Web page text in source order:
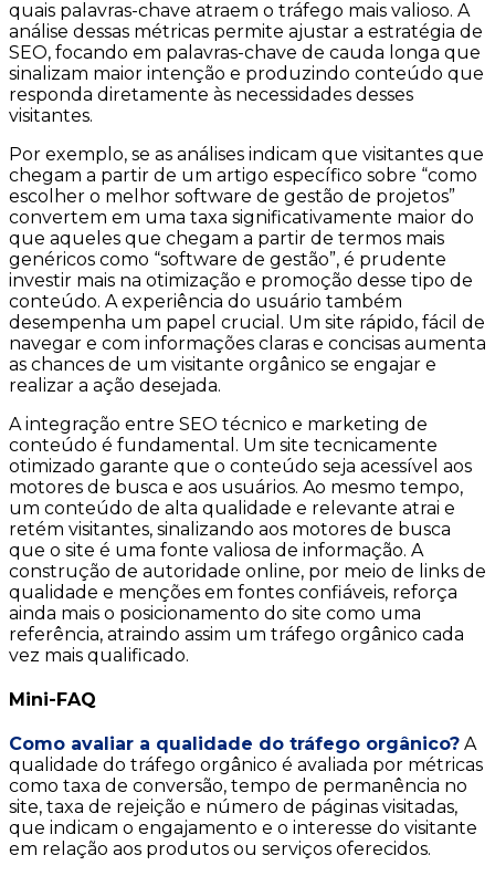
quais palavras-chave atraem o tráfego mais valioso. A
análise dessas métricas permite ajustar a estratégia de
SEO, focando em palavras-chave de cauda longa que
sinalizam maior intenção e produzindo conteúdo que
responda diretamente às necessidades desses
visitantes.
Por exemplo, se as análises indicam que visitantes que
chegam a partir de um artigo específico sobre “como
escolher o melhor software de gestão de projetos”
convertem em uma taxa significativamente maior do
que aqueles que chegam a partir de termos mais
genéricos como “software de gestão”, é prudente
investir mais na otimização e promoção desse tipo de
conteúdo. A experiência do usuário também
desempenha um papel crucial. Um site rápido, fácil de
navegar e com informações claras e concisas aumenta
as chances de um visitante orgânico se engajar e
realizar a ação desejada.
A integração entre SEO técnico e marketing de
conteúdo é fundamental. Um site tecnicamente
otimizado garante que o conteúdo seja acessível aos
motores de busca e aos usuários. Ao mesmo tempo,
um conteúdo de alta qualidade e relevante atrai e
retém visitantes, sinalizando aos motores de busca
que o site é uma fonte valiosa de informação. A
construção de autoridade online, por meio de links de
qualidade e menções em fontes confiáveis, reforça
ainda mais o posicionamento do site como uma
referência, atraindo assim um tráfego orgânico cada
vez mais qualificado.
Mini-FAQ
Como avaliar a qualidade do tráfego orgânico? A
qualidade do tráfego orgânico é avaliada por métricas
como taxa de conversão, tempo de permanência no
site, taxa de rejeição e número de páginas visitadas,
que indicam o engajamento e o interesse do visitante
em relação aos produtos ou serviços oferecidos.